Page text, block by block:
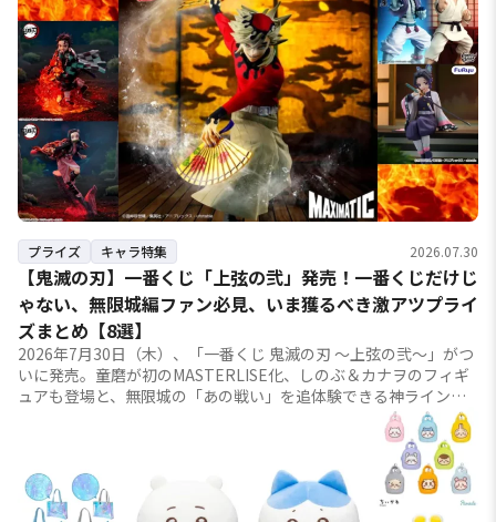
プライズ キャラ特集 2026.07.30
【鬼滅の刃】一番くじ「上弦の弐」発売！一番くじだけじ
ゃない、無限城編ファン必見、いま獲るべき激アツプライ
ズまとめ【8選】
2026年7月30日（木）、「一番くじ 鬼滅の刃 ～上弦の弐～」がつ
いに発売。童磨が初のMASTERLISE化、しのぶ＆カナヲのフィギ
ュアも登場と、無限城の「あの戦い」を追体験できる神ラインナ